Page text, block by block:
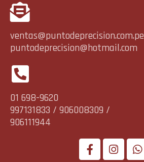
ventas@puntodeprecision.com.pe
puntodeprecision@hotmail.com
01 698-9620
997131833 / 906008309 /
906111944